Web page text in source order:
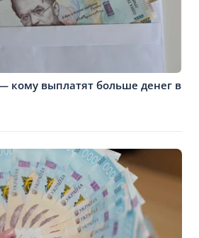
кому выплатят больше денег в